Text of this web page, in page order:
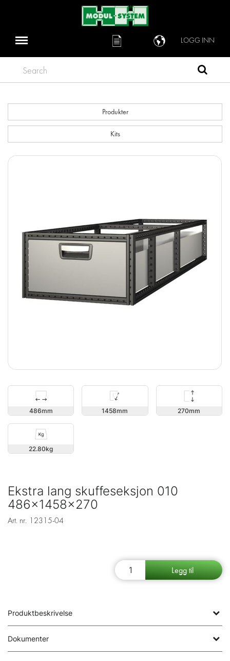
LOGG INN
Search
Produkter
Kits
486 1458 270
22.80
Ekstra lang skuffeseksjon 010
486x1458x270
Art. nr. 12315-04
Produktbeskrivelse
Dokumenter